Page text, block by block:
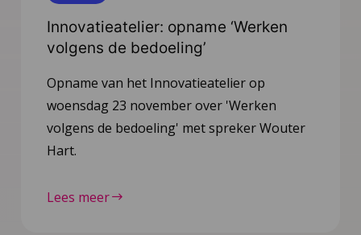
Innovatieatelier: opname ‘Werken
volgens de bedoeling’
Opname van het Innovatieatelier op
woensdag 23 november over 'Werken
volgens de bedoeling' met spreker Wouter
Hart.
Lees meer